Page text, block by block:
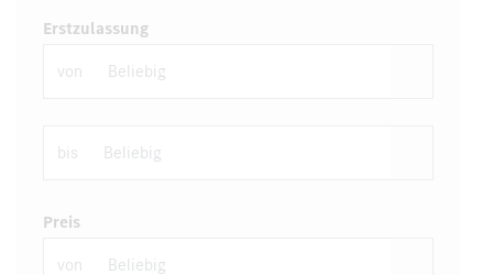
Erstzulassung
von
bis
Preis
von